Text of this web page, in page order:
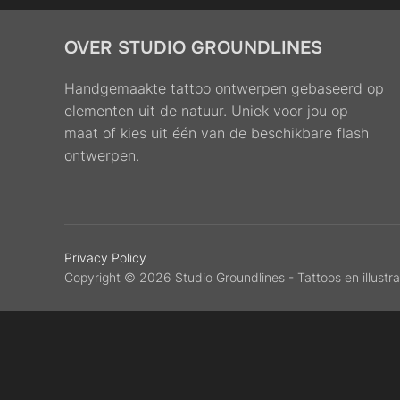
OVER STUDIO GROUNDLINES
Handgemaakte tattoo ontwerpen gebaseerd op
elementen uit de natuur. Uniek voor jou op
maat of kies uit één van de beschikbare flash
ontwerpen.
Privacy Policy
Copyright © 2026 Studio Groundlines - Tattoos en